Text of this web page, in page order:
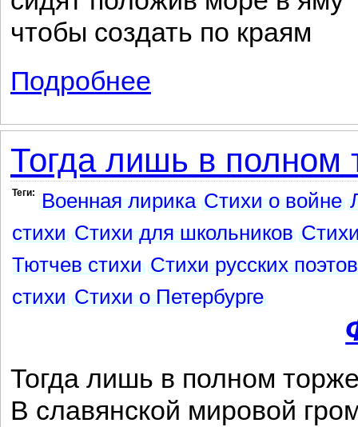
чтобы создать по краям
Подробнее
Тогда лишь в полном
Теги: Военная лирика Стихи о войне
стихи Стихи для школьников
Тютчев стихи Стихи русских поэтов
стихи Стихи о Петербурге
Тогда лишь в полном
В славянской мировой